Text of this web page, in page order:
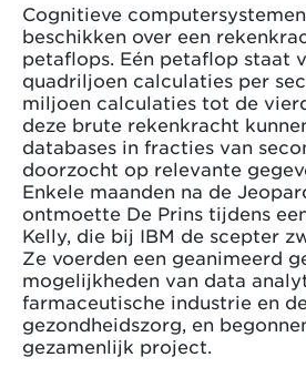
Cognitieve
beschikken over een
petaflops. Eén petaflop staat
quadriljoen calculaties per
miljoen calculaties tot de
deze brute rekenkracht
databases in fracties van
doorzocht op relevante
Enkele maanden na de
ontmoette De Prins tijdens
Kelly, die bij IBM de scepter
Ze voerden een geanimeerd
mogelijkheden van data
farmaceutische industrie en
gezondheidszorg, en
gezamenlijk project.